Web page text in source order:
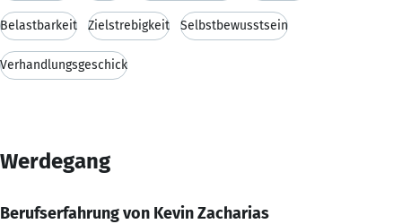
Belastbarkeit Zielstrebigkeit Selbstbewusstsein
Verhandlungsgeschick
Werdegang
Berufserfahrung von Kevin Zacharias